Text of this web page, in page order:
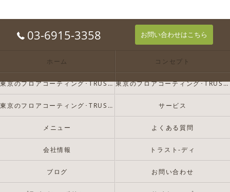
03-6915-3358 お問い合わせはこちら
ホーム コンセプト
東京のフロアコーティング･TRUST-Dの口コミ情報 東京のフロアコーティング･TRUST-Dの評判
東京のフロアコーティング･TRUST-Dのお客様の声 サービス
メニュー よくある質問
会社情報 トラスト-ディ
ブログ お問い合わせ